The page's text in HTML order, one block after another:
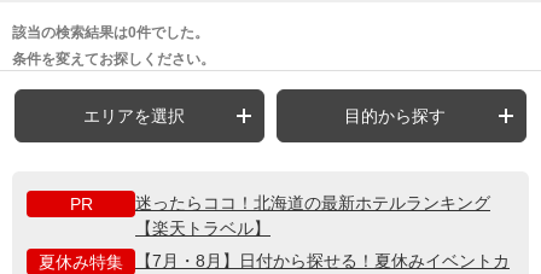
該当の検索結果は0件でした。
条件を変えてお探しください。
エリアを選択 目的から探す
PR
迷ったらココ！北海道の最新ホテルランキング
【楽天トラベル】
夏休み特集
【7月・8月】日付から探せる！夏休みイベントカ